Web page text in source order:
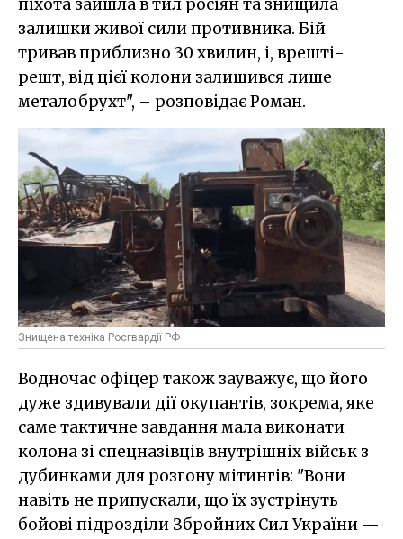
піхота зайшла в тил росіян та знищила
залишки живої сили противника. Бій
тривав приблизно 30 хвилин, і, врешті-
решт, від цієї колони залишився лише
металобрухт", – розповідає Роман.
Знищена техніка Росгвардії РФ
Водночас офіцер також зауважує, що його
дуже здивували дії окупантів, зокрема, яке
саме тактичне завдання мала виконати
колона зі спецназівців внутрішніх військ з
дубинками для розгону мітингів: "Вони
навіть не припускали, що їх зустрінуть
бойові підрозділи Збройних Сил України —